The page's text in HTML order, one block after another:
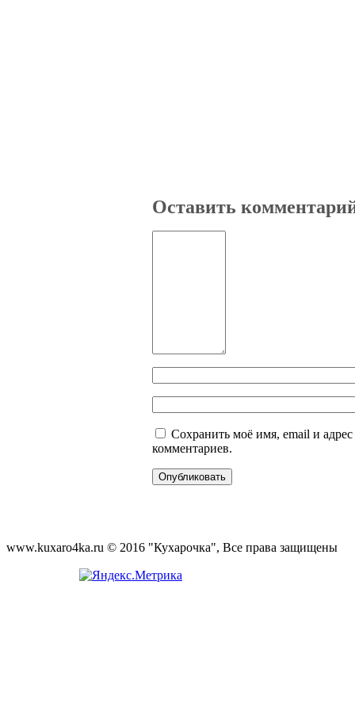
Оставить
Сохранить моё имя, email и
комментариев.
www.kuxaro4ka.ru © 2016 "Кухарочка", Все права защищены